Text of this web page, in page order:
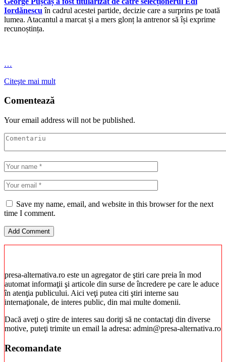
Iordănescu în cadrul acestei partide, decizie care a surprins pe toată
lumea. Atacantul a marcat și a mers glonț la antrenor să își exprime
recunoștința.
…
Citeşte mai mult
Comentează
Your email address will not be published.
Save my name, email, and website in this browser for the next
time I comment.
presa-alternativa.ro este un agregator de ştiri care preia în mod
automat informaţii şi articole din surse de încredere pe care le aduce
în atenţia publicului. Aici veţi putea citi ştiri interne sau
internaţionale, de interes public, din mai multe domenii.
Dacă aveţi o ştire de interes sau doriţi să ne contactaţi din diverse
motive, puteţi trimite un email la adresa: admin@presa-alternativa.ro
Recomandate